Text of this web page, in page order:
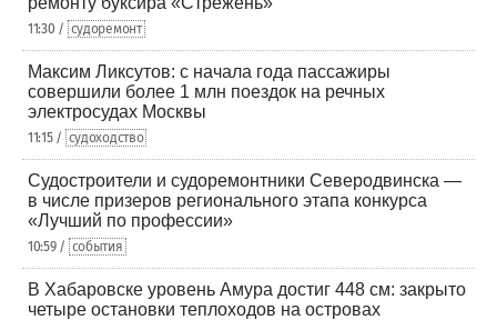
11:30 / судоремонт
Максим Ликсутов: с начала года пассажиры
совершили более 1 млн поездок на речных
электросудах Москвы
11:15 / судоходство
Судостроители и судоремонтники Северодвинска —
в числе призеров регионального этапа конкурса
«Лучший по профессии»
10:59 / события
В Хабаровске уровень Амура достиг 448 см: закрыто
четыре остановки теплоходов на островах